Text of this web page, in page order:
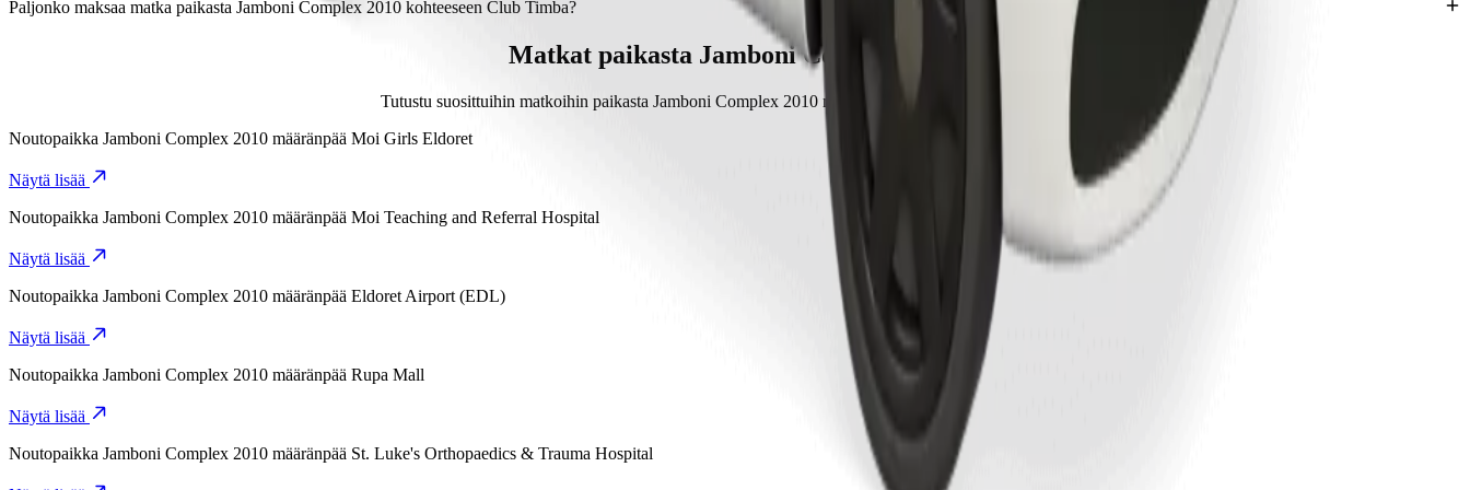
Matka paikasta Jamboni Complex 2010 kohteeseen Club Timba kestää noin 10 min palvelulla Bolt.
Paljonko maksaa matka paikasta Jamboni Complex 2010 kohteeseen Club Timba?
Matka paikasta Jamboni Complex 2010 kohteeseen Club Timba maksaa palvelulla Bolt noin 267,10 KES KES.
Matkat paikasta Jamboni Complex 2010
Tutustu suosittuihin matkoihin paikasta Jamboni Complex 2010 muihin kohteisiin kaupungissa Eldoret.
Noutopaikka Jamboni Complex 2010 määränpää Moi Girls Eldoret
Näytä lisää
Noutopaikka Jamboni Complex 2010 määränpää Moi Teaching and Referral Hospital
Näytä lisää
Noutopaikka Jamboni Complex 2010 määränpää Eldoret Airport (EDL)
Näytä lisää
Noutopaikka Jamboni Complex 2010 määränpää Rupa Mall
Näytä lisää
Noutopaikka Jamboni Complex 2010 määränpää St. Luke's Orthopaedics & Trauma Hospital